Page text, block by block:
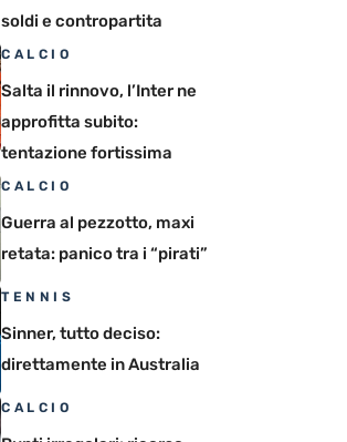
soldi e contropartita
CALCIO
Salta il rinnovo, l’Inter ne
approfitta subito:
tentazione fortissima
CALCIO
Guerra al pezzotto, maxi
retata: panico tra i “pirati”
TENNIS
Sinner, tutto deciso:
direttamente in Australia
CALCIO